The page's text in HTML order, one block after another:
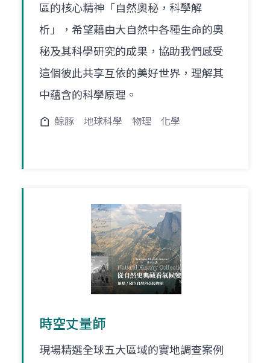
區的核心精神「自然奧秘，科學解
析」，希望藉由大自然中各種生命的奧
秘及其科學研究的成果，協助我們感受
這個彼此共享互依的美好世界，理解其
中蘊含的科學原理。
鯨豚 地球科學 物理 化學
時空丈量師
現場精選全球五大區域的實地調查案例